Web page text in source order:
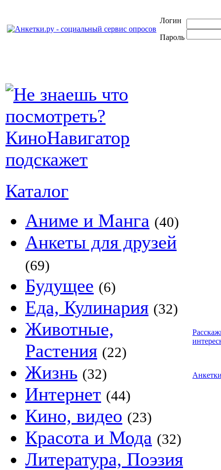
Логин
Пароль
Каталог
Аниме и Манга (40)
Анкеты для друзей
(69)
Будущее (6)
Еда, Кулинария (32)
Животные,
Растения (22)
Жизнь (32)
Интернет (44)
Кино, видео (23)
Красота и Мода (32)
Литература, Поэзия